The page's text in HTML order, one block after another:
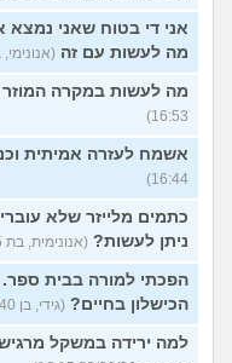
אני די בטוח שאני נמצא
מה לעשות עם זה (אנונימי, בן 18, כתב ב-03/08/
מה לעשות במקרה המוזר
16:53)
אשמח לעזרה אמיתית
16:44)
כתמים מלייזר שלא
ניתן לעשות? (אנונימית, בת 25, כתבה ב-03/08/26 16:33)
הפכתי למורה בבית
הכישלון בחיים? (גידי, בן 40, כתב ב-03/08/26 16:24)
למה ירידה במשקל